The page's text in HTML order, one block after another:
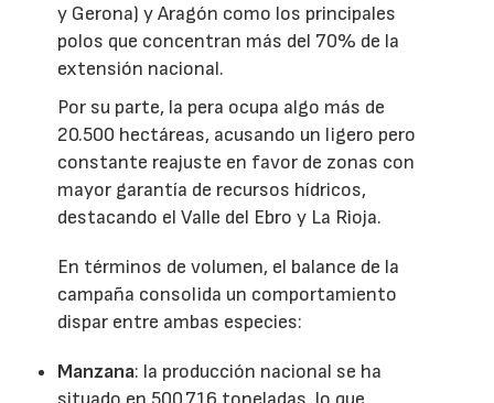
y Gerona) y Aragón como los principales
polos que concentran más del 70% de la
extensión nacional.
Por su parte, la pera ocupa algo más de
20.500 hectáreas, acusando un ligero pero
constante reajuste en favor de zonas con
mayor garantía de recursos hídricos,
destacando el Valle del Ebro y La Rioja.
En términos de volumen, el balance de la
campaña consolida un comportamiento
dispar entre ambas especies:
Manzana: la producción nacional se ha